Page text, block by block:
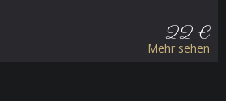
22 €
Mehr sehen